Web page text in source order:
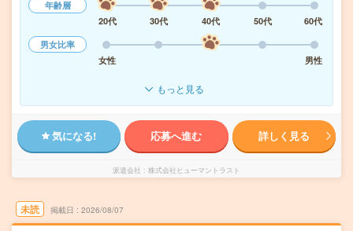
年齢層
20代
30代 40代 50代
60代
男女比率
女性
男性
もっと見る
気になる! 応募へ進む 詳しく見る
派遣会社 株式会社ヒューマントラスト
未読 掲載日 2026/08/07